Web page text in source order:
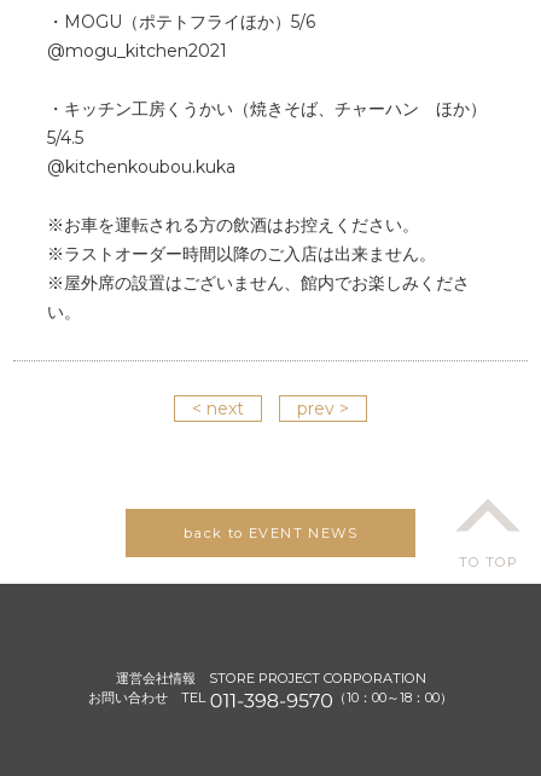
・MOGU（ポテトフライほか）5/6
@mogu_kitchen2021
・キッチン工房くうかい（焼きそば、チャーハン ほか）
5/4.5
@kitchenkoubou.kuka
※お車を運転される方の飲酒はお控えください。
※ラストオーダー時間以降のご入店は出来ません。
※屋外席の設置はございません、館内でお楽しみくださ
い。
< next prev >
TO TOP
back to EVENT NEWS
運営会社情報
STORE PROJECT CORPORATION
お問い合わせ TEL
（10：00～18：00）